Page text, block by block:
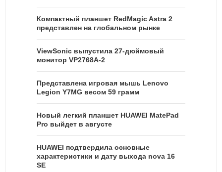
Компактный планшет RedMagic Astra 2
представлен на глобальном рынке
ViewSonic выпустила 27-дюймовый
монитор VP2768A-2
Представлена игровая мышь Lenovo
Legion Y7MG весом 59 грамм
Новый легкий планшет HUAWEI MatePad
Pro выйдет в августе
HUAWEI подтвердила основные
характеристики и дату выхода nova 16
SE